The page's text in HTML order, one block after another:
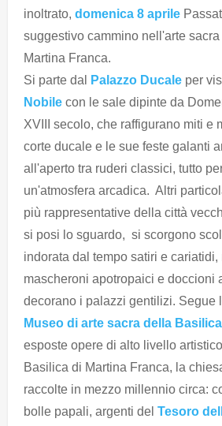
inoltrato, domenica 8 aprile
suggestivo cammino nell'arte
Martina Franca.
Si parte dal
Palazzo Ducale per
Nobile con le sale dipinte da
XVIII secolo, che raffigurano miti e
corte ducale e le sue feste galanti
all'aperto tra ruderi classici, tutto
un'atmosfera arcadica. Altri
più rappresentative della città
si posi lo sguardo, si scorgono
indorata dal tempo satiri e cariatidi,
mascheroni apotropaici e doccioni
decorano i palazzi gentilizi. Segue
Museo di arte sacra della Basilica
esposte opere di alto livello
Basilica di Martina Franca, la
raccolte in mezzo millennio circa:
bolle papali, argenti del Tesoro